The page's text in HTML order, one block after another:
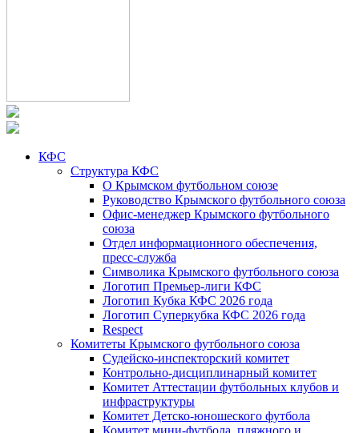
КФС
Структура КФС
О Крымском футбольном союзе
Руководство Крымского футбольного союза
Офис-менеджер Крымского футбольного
союза
Отдел информационного обеспечения,
пресс-служба
Символика Крымского футбольного союза
Логотип Премьер-лиги КФС
Логотип Кубка КФС 2026 года
Логотип Суперкубка КФС 2026 года
Respect
Комитеты Крымского футбольного союза
Судейско-инспекторский комитет
Контрольно-дисциплинарный комитет
Комитет Аттестации футбольных клубов и
инфраструктуры
Комитет Детско-юношеского футбола
Комитет мини-футбола, пляжного и